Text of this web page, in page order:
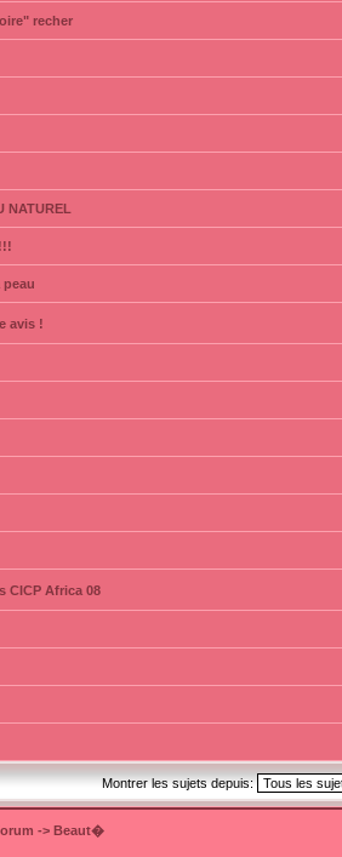
recher
NATUREL
peau
avis !
Africa 08
Montrer les sujets depuis:
-> Beaut�